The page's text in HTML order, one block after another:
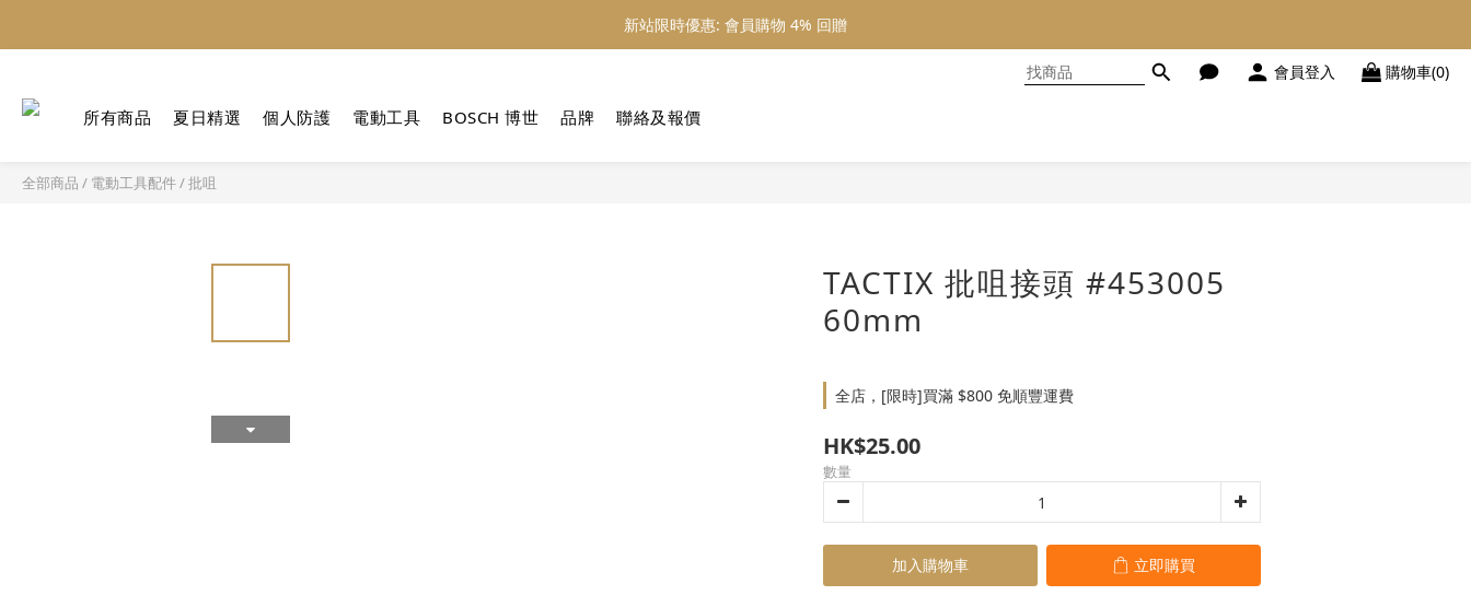
新站限時優惠: 會員購物 4% 回贈
新站限時優惠: 會員購物 4% 回贈
新站限時優惠: 會員購物 4% 回贈
會員登入 購物車(0)
所有商品 夏日精選 個人防護 電動工具 BOSCH 博世 品牌 聯絡及報價
全部商品 / 電動工具配件/批咀
TACTIX 批咀接頭 #453005
60mm
全店，[限時]買滿 $800 免順豐運費
HK$25.00
數量
加入購物車 立即購買